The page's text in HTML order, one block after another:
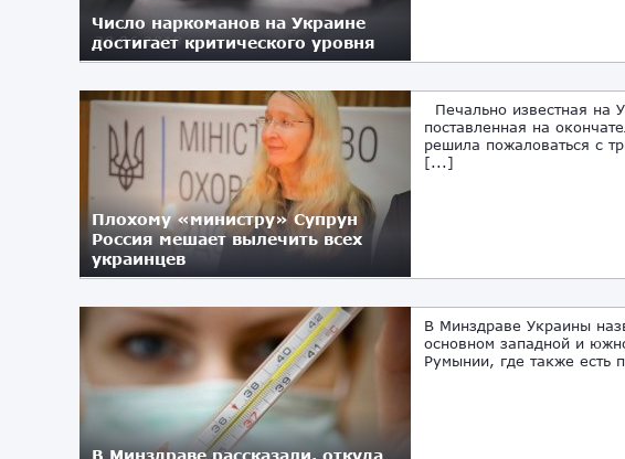
Число наркоманов на Украине
достигает критического уровня
28.06.2018
Плохому «министру» Супрун
Россия мешает вылечить всех
украинцев
Печально известная на
поставленная на
решила пожаловаться с
[...]
24.05.2018
В Минздраве рассказали, откуда
В Минздраве Украины
основном западной и
Румынии, где также